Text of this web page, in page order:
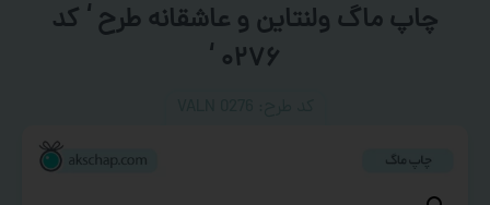
چاپ ماگ ولنتاین و عاشقانه طرح ‘ کد
۰۲۷۶ ‘